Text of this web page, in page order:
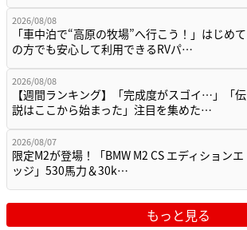
2026/08/08
「車中泊で“高原の牧場”へ行こう！」はじめて
の方でも安心して利用できるRVパ…
2026/08/08
【週間ランキング】「完成度がスゴイ…」「伝
説はここから始まった」注目を集めた…
2026/08/07
限定M2が登場！「BMW M2 CS エディションエ
ッジ」530馬力＆30k…
もっと見る